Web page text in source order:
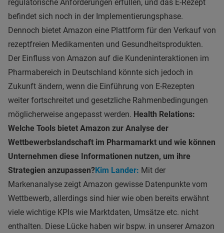
regulatorische Anforderungen erfüllen, und das E-Rezept
befindet sich noch in der Implementierungsphase.
Dennoch bietet Amazon eine Plattform für den Verkauf von
rezeptfreien Medikamenten und Gesundheitsprodukten.
Der Einfluss von Amazon auf die Kundeninteraktionen im
Pharmabereich in Deutschland könnte sich jedoch in
Zukunft ändern, wenn die Einführung von E-Rezepten
weiter fortschreitet und gesetzliche Rahmenbedingungen
möglicherweise angepasst werden. Health Relations:
Welche Tools bietet Amazon zur Analyse der
Wettbewerbslandschaft im Pharmamarkt und wie können
Unternehmen diese Informationen nutzen, um ihre
Strategien anzupassen?Kim Lander: Mit der
Markenanalyse zeigt Amazon gewisse Datenpunkte vom
Wettbewerb, allerdings sind hier wie oben bereits erwähnt
viele wichtige KPIs wie Marktdaten, Umsätze etc. nicht
enthalten. Diese Lücke haben wir bspw. in unserer Amazon